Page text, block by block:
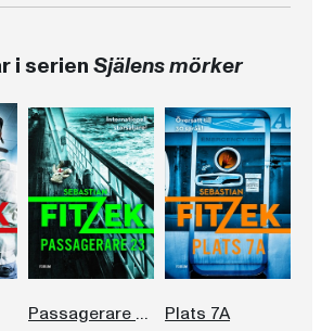
i serienSjälens mörker
Passagerare 23 Plats 7A